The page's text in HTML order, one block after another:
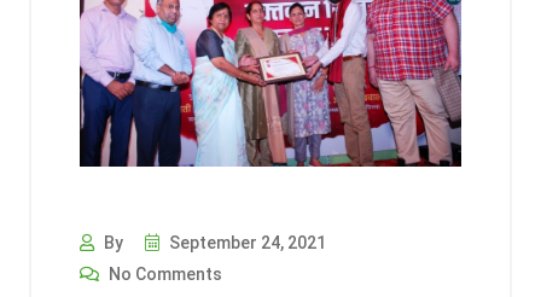
By
September 24, 2021
No Comments